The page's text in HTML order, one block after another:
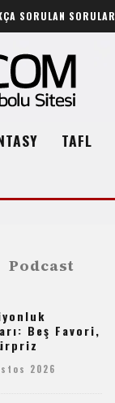
SORULAN SORULAR
TAFL
Podcast
Beş Favori,
2026